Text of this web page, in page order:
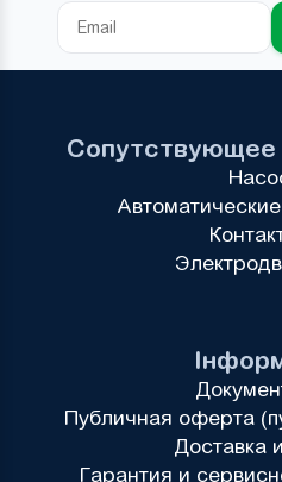
Публичная оферта
Доставка
Гарантия и
Сопутствующее